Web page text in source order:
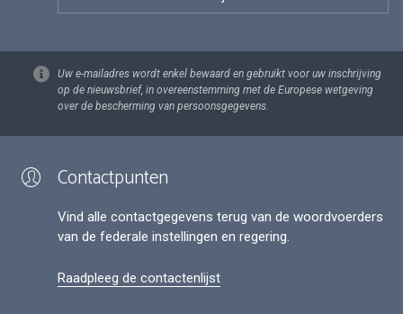
Uw e-mailadres wordt enkel bewaard en gebruikt voor uw inschrijving
op de nieuwsbrief, in overeenstemming met de Europese wetgeving
over de bescherming van persoonsgegevens.
Contactpunten
Vind alle contactgegevens terug van de woordvoerders
van de federale instellingen en regering.
Raadpleeg de contactenlijst